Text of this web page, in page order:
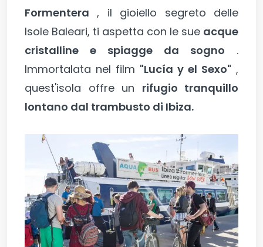
Formentera , il gioiello segreto delle
Isole Baleari, ti aspetta con le sue acque
cristalline e spiagge da sogno .
Immortalata nel film "Lucía y el Sexo" ,
quest'isola offre un rifugio tranquillo
lontano dal trambusto di Ibiza.